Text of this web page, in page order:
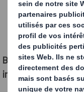
Benjamin Chedal,
innovation, DS